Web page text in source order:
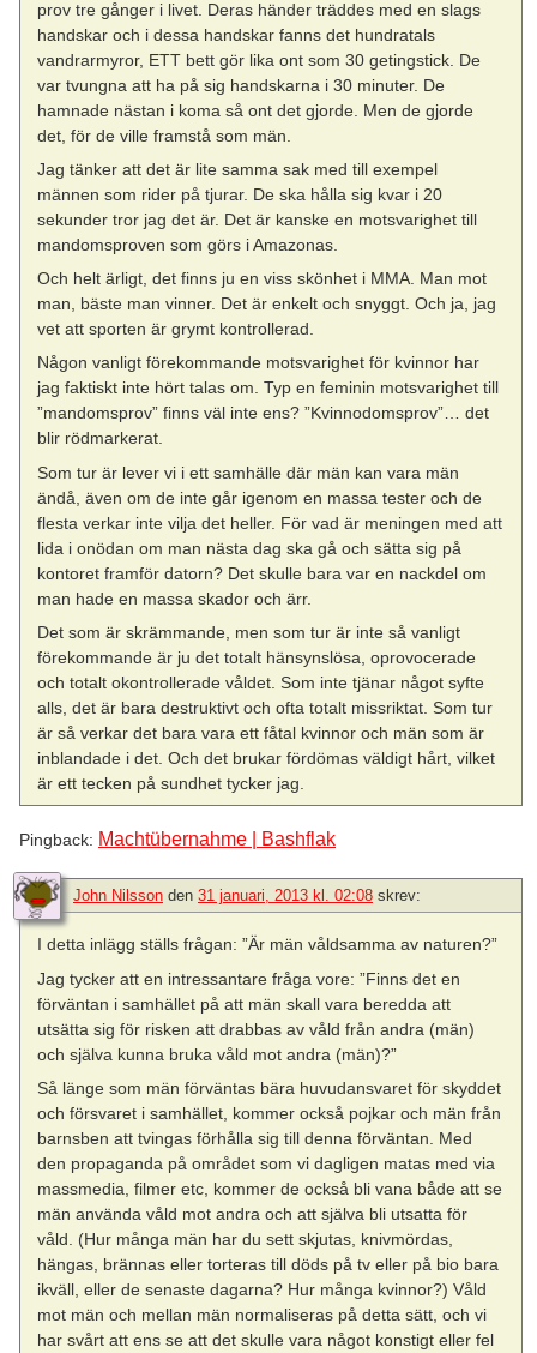
prov tre gånger i livet. Deras händer träddes med en slags
handskar och i dessa handskar fanns det hundratals
vandrarmyror, ETT bett gör lika ont som 30 getingstick. De
var tvungna att ha på sig handskarna i 30 minuter. De
hamnade nästan i koma så ont det gjorde. Men de gjorde
det, för de ville framstå som män.
Jag tänker att det är lite samma sak med till exempel
männen som rider på tjurar. De ska hålla sig kvar i 20
sekunder tror jag det är. Det är kanske en motsvarighet till
mandomsproven som görs i Amazonas.
Och helt ärligt, det finns ju en viss skönhet i MMA. Man mot
man, bäste man vinner. Det är enkelt och snyggt. Och ja, jag
vet att sporten är grymt kontrollerad.
Någon vanligt förekommande motsvarighet för kvinnor har
jag faktiskt inte hört talas om. Typ en feminin motsvarighet till
”mandomsprov” finns väl inte ens? ”Kvinnodomsprov”… det
blir rödmarkerat.
Som tur är lever vi i ett samhälle där män kan vara män
ändå, även om de inte går igenom en massa tester och de
flesta verkar inte vilja det heller. För vad är meningen med att
lida i onödan om man nästa dag ska gå och sätta sig på
kontoret framför datorn? Det skulle bara var en nackdel om
man hade en massa skador och ärr.
Det som är skrämmande, men som tur är inte så vanligt
förekommande är ju det totalt hänsynslösa, oprovocerade
och totalt okontrollerade våldet. Som inte tjänar något syfte
alls, det är bara destruktivt och ofta totalt missriktat. Som tur
är så verkar det bara vara ett fåtal kvinnor och män som är
inblandade i det. Och det brukar fördömas väldigt hårt, vilket
är ett tecken på sundhet tycker jag.
Pingback: Machtübernahme | Bashflak
John Nilsson den 31 januari, 2013 kl. 02:08 skrev:
I detta inlägg ställs frågan: ”Är män våldsamma av naturen?”
Jag tycker att en intressantare fråga vore: ”Finns det en
förväntan i samhället på att män skall vara beredda att
utsätta sig för risken att drabbas av våld från andra (män)
och själva kunna bruka våld mot andra (män)?”
Så länge som män förväntas bära huvudansvaret för skyddet
och försvaret i samhället, kommer också pojkar och män från
barnsben att tvingas förhålla sig till denna förväntan. Med
den propaganda på området som vi dagligen matas med via
massmedia, filmer etc, kommer de också bli vana både att se
män använda våld mot andra och att själva bli utsatta för
våld. (Hur många män har du sett skjutas, knivmördas,
hängas, brännas eller torteras till döds på tv eller på bio bara
ikväll, eller de senaste dagarna? Hur många kvinnor?) Våld
mot män och mellan män normaliseras på detta sätt, och vi
har svårt att ens se att det skulle vara något konstigt eller fel